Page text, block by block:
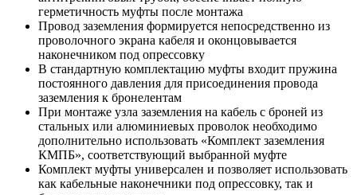
герметичность муфты после монтажа
Провод заземления формируется непосредственно из
проволочного экрана кабеля и оконцовывается
наконечником под опрессовку
В стандартную комплектацию муфты входит пружина
постоянного давления для присоединения провода
заземления к бронелентам
При монтаже узла заземления на кабель с броней из
стальных или алюминиевых проволок необходимо
дополнительно использовать «Комплект заземления
КМПБ», соответствующий выбранной муфте
Комплект муфты универсален и позволяет использовать
как кабельные наконечники под опрессовку, так и